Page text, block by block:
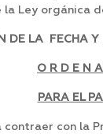
Ley orgánica
DE LA FECHA
O R D E N
PARA EL
con la